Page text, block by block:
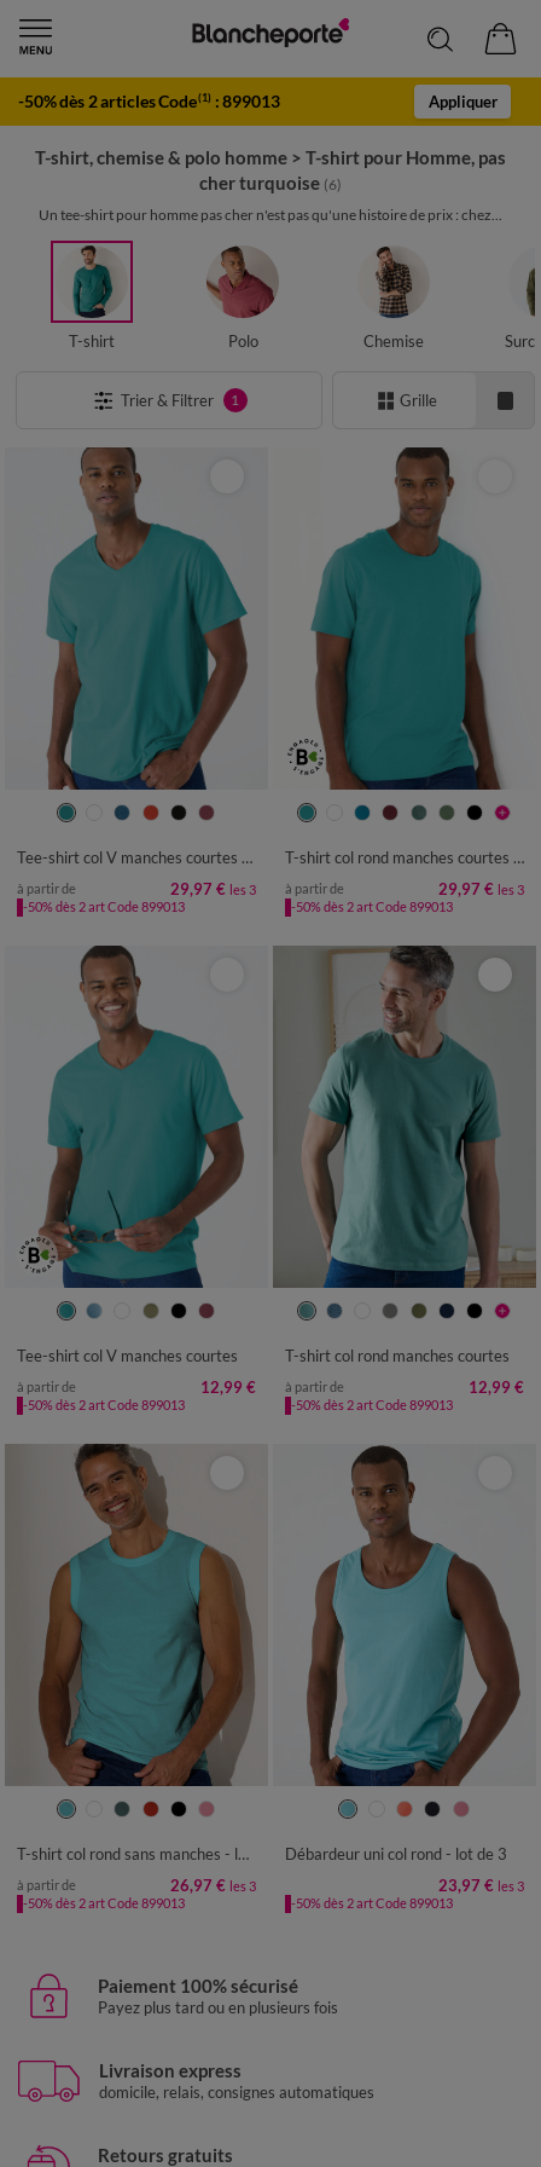
-50% dès 2 articles Code(1) :899013 Appliquer
T-shirt, chemise & polo homme > T-shirt pour Homme, pas
cher turquoise (6)
Un tee-shirt pour homme pas cher n'est pas qu'une histoire de prix : chez...
T-shirt Polo Chemise
Trier & Filtrer 1 Grille
M XL XXL 3XL
4XL
Tee-shirt col V manches courtes - lot de 3
à partir de 29,97 € les 3
-50% dès 2 art Code 899013
S L XL XXL 3XL
4XL
T-shirt col rond manches courtes - lot de 3
à partir de 29,97 € les 3
-50% dès 2 art Code 899013
M L XL XXL 3XL
4XL
Tee-shirt col V manches courtes
à partir de 12,99 €
-50% dès 2 art Code 899013
S M XL XXL 3XL
4XL
T-shirt col rond manches courtes
à partir de 12,99 €
-50% dès 2 art Code 899013
M XL XXL 3XL
4XL
T-shirt col rond sans manches - lot de 3
à partir de 26,97 € les 3
-50% dès 2 art Code 899013
L XXL 3XL
Débardeur uni col rond - lot de 3
23,97 € les 3
-50% dès 2 art Code 899013
Paiement 100% sécurisé
Payez plus tard ou en plusieurs fois
Livraison express
domicile, relais, consignes automatiques
Retours gratuits